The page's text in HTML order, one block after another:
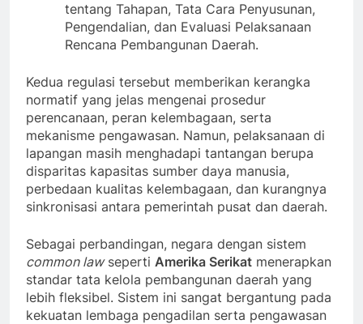
tentang Tahapan, Tata Cara Penyusunan,
Pengendalian, dan Evaluasi Pelaksanaan
Rencana Pembangunan Daerah.
Kedua regulasi tersebut memberikan kerangka
normatif yang jelas mengenai prosedur
perencanaan, peran kelembagaan, serta
mekanisme pengawasan. Namun, pelaksanaan di
lapangan masih menghadapi tantangan berupa
disparitas kapasitas sumber daya manusia,
perbedaan kualitas kelembagaan, dan kurangnya
sinkronisasi antara pemerintah pusat dan daerah.
Sebagai perbandingan, negara dengan sistem
common lawseperti Amerika Serikat menerapkan
standar tata kelola pembangunan daerah yang
lebih fleksibel. Sistem ini sangat bergantung pada
kekuatan lembaga pengadilan serta pengawasan